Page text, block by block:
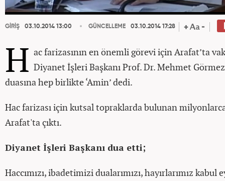
GİRİŞ 03.10.2014 13:00 GÜNCELLEME 03.10.2014 17:28
H ac farizasının en önemli görevi için Arafat’ta
Diyanet İşleri Başkanı Prof. Dr. Mehmet
duasına hep birlikte ‘Amin’ dedi.
Hac farizası için kutsal topraklarda bulunan
Arafat'ta çıktı.
Diyanet İşleri Başkanı dua etti;
Haccımızı, ibadetimizi dualarımızı, hayırlarımız